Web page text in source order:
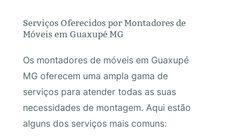
Serviços Oferecidos por Montadores de
Móveis em Guaxupé MG
Os montadores de móveis em Guaxupé
MG oferecem uma ampla gama de
serviços para atender todas as suas
necessidades de montagem. Aqui estão
alguns dos serviços mais comuns: